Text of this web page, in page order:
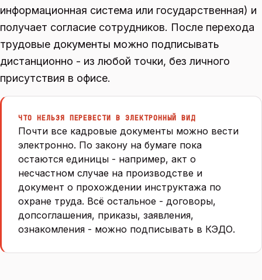
информационная система или государственная) и
получает согласие сотрудников. После перехода
трудовые документы можно подписывать
дистанционно - из любой точки, без личного
присутствия в офисе.
ЧТО НЕЛЬЗЯ ПЕРЕВЕСТИ В ЭЛЕКТРОННЫЙ ВИД
Почти все кадровые документы можно вести
электронно. По закону на бумаге пока
остаются единицы - например, акт о
несчастном случае на производстве и
документ о прохождении инструктажа по
охране труда. Всё остальное - договоры,
допсоглашения, приказы, заявления,
ознакомления - можно подписывать в КЭДО.